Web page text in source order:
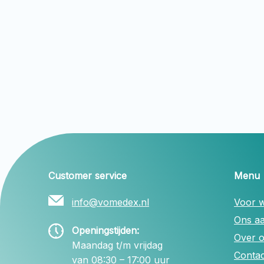
Customer service
info@vomedex.nl
Openingstijden:
Maandag t/m vrijdag
van 08:30 – 17:00 uur
Menu
Voor
Ons
Over